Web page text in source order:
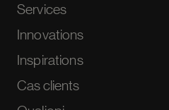
Services
Innovations
Inspirations
Cas clients